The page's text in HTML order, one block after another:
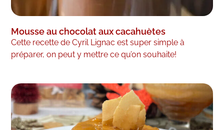
Mousse au chocolat aux cacahuètes
Cette recette de Cyril Lignac est super simple à
préparer, on peut y mettre ce qu’on souhaite!